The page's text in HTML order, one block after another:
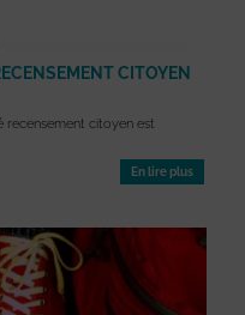
CITOYEN
recensement citoyen est
En lire plus